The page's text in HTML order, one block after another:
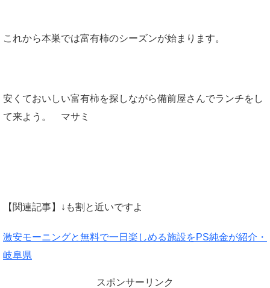
これから本巣では富有柿のシーズンが始まります。
安くておいしい富有柿を探しながら備前屋さんでランチをし
て来よう。 マサミ
【関連記事】↓も割と近いですよ
激安モーニングと無料で一日楽しめる施設をPS純金が紹介・
岐阜県
スポンサーリンク